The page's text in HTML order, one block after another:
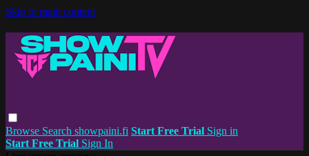
Skip to main content
Browse Search showpaini.fi Start Free Trial Sign in
Start Free Trial Sign In